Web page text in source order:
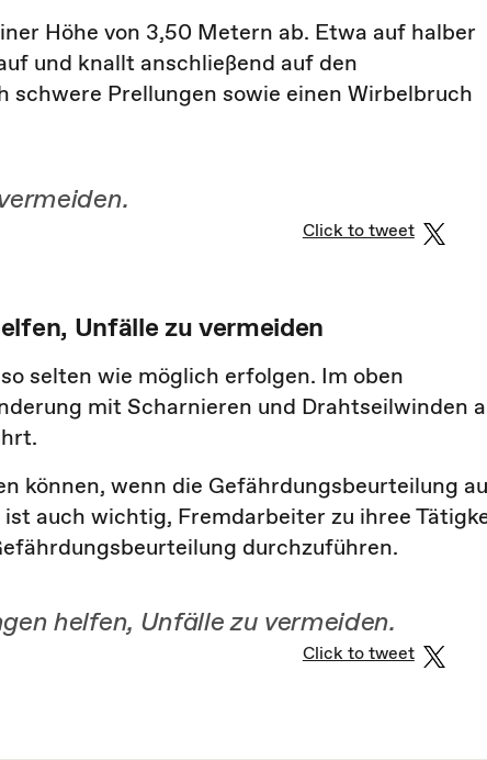
Höhe von 3,50 Metern ab. Etwa auf halber
und knallt anschließend auf den
schwere Prellungen sowie einen Wirbelbruch
Click to tweet
Unfälle zu vermeiden
selten wie möglich erfolgen. Im oben
mit Scharnieren und Drahtseilwinden
können, wenn die Gefährdungsbeurteilung
auch wichtig, Fremdarbeiter zu ihree
durchzuführen.
helfen, Unfälle zu vermeiden.
Click to tweet